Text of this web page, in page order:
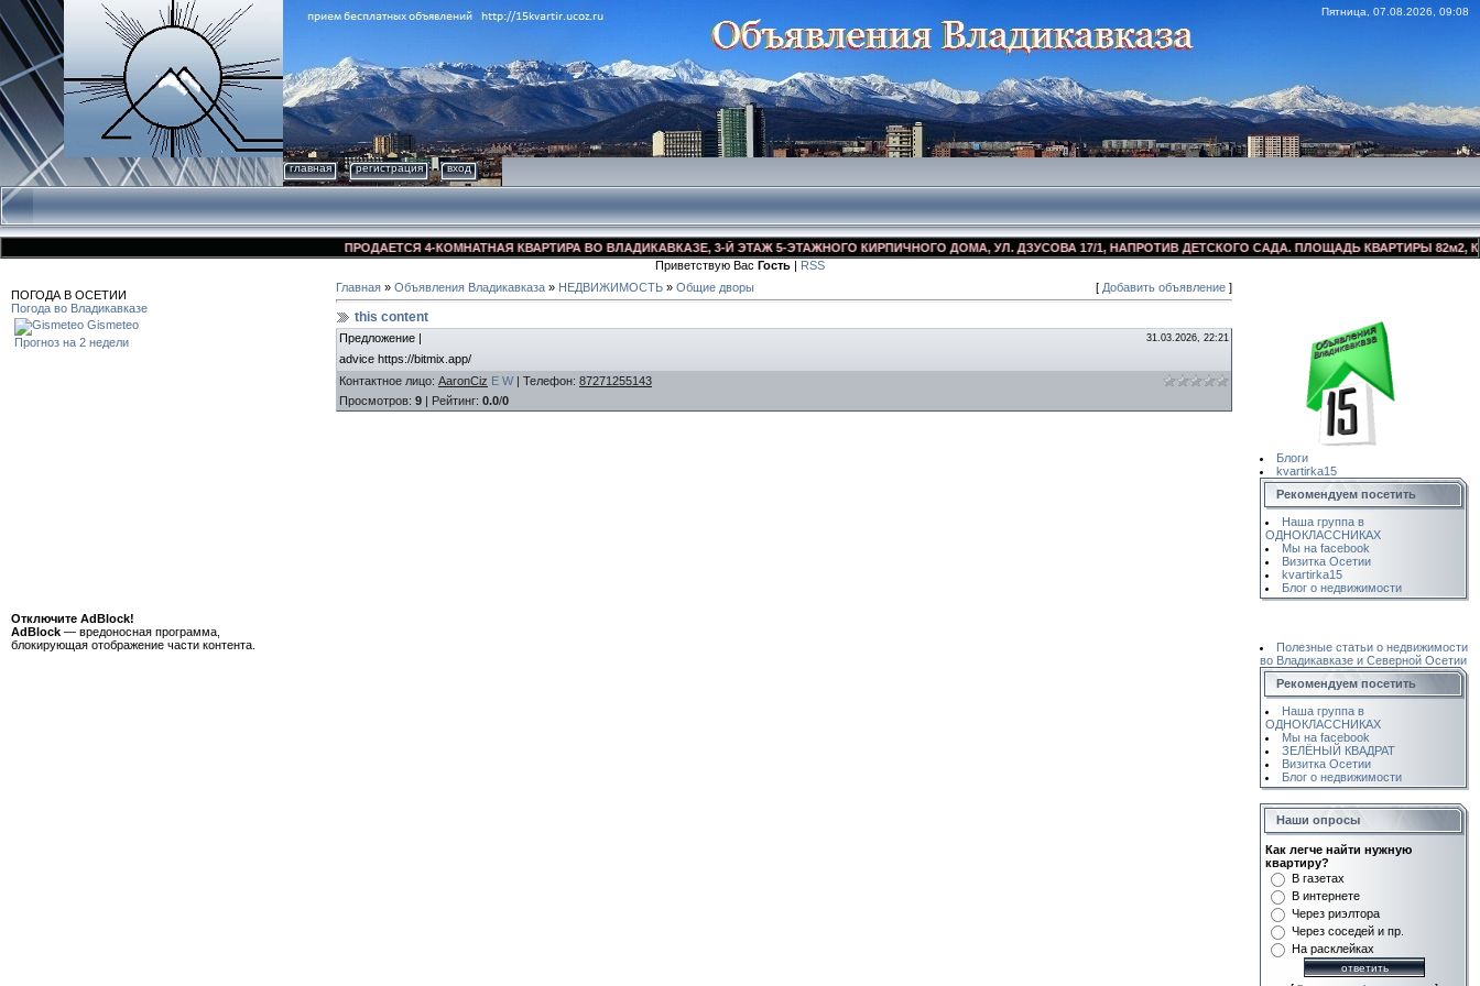
Пятница, 07.08.2026, 09:08
главная регистрация вход
ПРОДАЕТСЯ 4-КОМНАТНАЯ КВАРТИРА ВО ВЛАДИКАВКАЗЕ, 3-Й ЭТАЖ 5-ЭТАЖНОГО КИРПИЧНОГО ДОМА, УЛ. ДЗУСОВА 17/1, НАПРОТИВ ДЕТСКОГО САДА. ПЛОЩАДЬ КВАРТИРЫ 82м2,
Приветствую Вас Гость | RSS
ПОГОДА В ОСЕТИИ
Погода во Владикавказе
Gismeteo
Прогноз на 2 недели
Отключите AdBlock!
AdBlock — вредоносная программа,
блокирующая отображение части контента.
Главная » Объявления Владикавказа » НЕДВИЖИМОСТЬ » Общие дворы [ Добавить объявление ]
this content
Предложение | 31.03.2026, 22:21
advice https://bitmix.app/
Контактное лицо: AaronCiz E W | Телефон: 87271255143
Просмотров: 9 | Рейтинг: 0.0/0
Блоги
kvartirka15
Рекомендуем посетить
Наша группа в
ОДНОКЛАССНИКАХ
Мы на facebook
Визитка Осетии
kvartirka15
Блог о недвижимости
Полезные статьи о недвижимости
во Владикавказе и Северной Осетии
Рекомендуем посетить
Наша группа в
ОДНОКЛАССНИКАХ
Мы на facebook
ЗЕЛЁНЫЙ КВАДРАТ
Визитка Осетии
Блог о недвижимости
Наши опросы
Как легче найти нужную
квартиру?
В газетах
В интернете
Через риэлтора
Через соседей и пр.
На расклейках